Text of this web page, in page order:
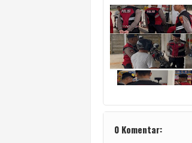
0 Komentar: